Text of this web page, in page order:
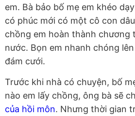
em. Bà bảo bố mẹ em khéo
có phúc mới có một cô con
chồng em hoàn thành chương
nước. Bọn em nhanh chóng
đám cưới.
Trước khi nhà có chuyện, bố
nào em lấy chồng, ông bà sẽ
của hồi môn. Nhưng thời gian